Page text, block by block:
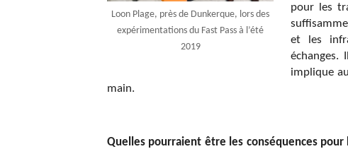
Loon Plage, près de Dunkerque, lors des
expérimentations du Fast Pass à l’été
2019
pour les
et les
échanges.
implique
main.
Quelles pourraient être les conséquences